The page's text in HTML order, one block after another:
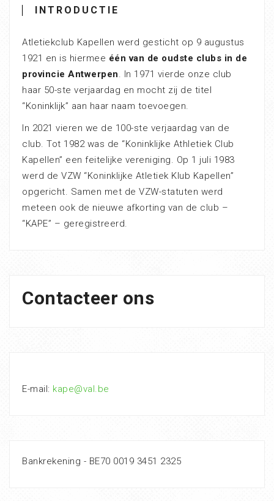
INTRODUCTIE
Atletiekclub Kapellen werd gesticht op 9 augustus
1921 en is hiermee één van de oudste clubs in de
provincie Antwerpen. In 1971 vierde onze club
haar 50-ste verjaardag en mocht zij de titel
“Koninklijk” aan haar naam toevoegen.
In 2021 vieren we de 100-ste verjaardag van de
club. Tot 1982 was de “Koninklijke Athletiek Club
Kapellen” een feitelijke vereniging. Op 1 juli 1983
werd de VZW “Koninklijke Atletiek Klub Kapellen”
opgericht. Samen met de VZW-statuten werd
meteen ook de nieuwe afkorting van de club –
“KAPE” – geregistreerd.
Contacteer ons
E-mail: kape@val.be
Bankrekening - BE70 0019 3451 2325